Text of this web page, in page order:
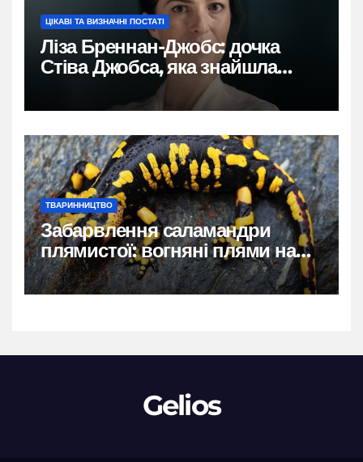
ЦІКАВІ ТА ВИЗНАЧНІ ПОСТАТІ
Ліза Бреннан-Джобс: дочка
Стіва Джобса, яка знайшла
власний голос
ТВАРИННИЦТВО
Забарвлення саламандри
плямистої: вогняні плями на
чорному тлі
Gelios